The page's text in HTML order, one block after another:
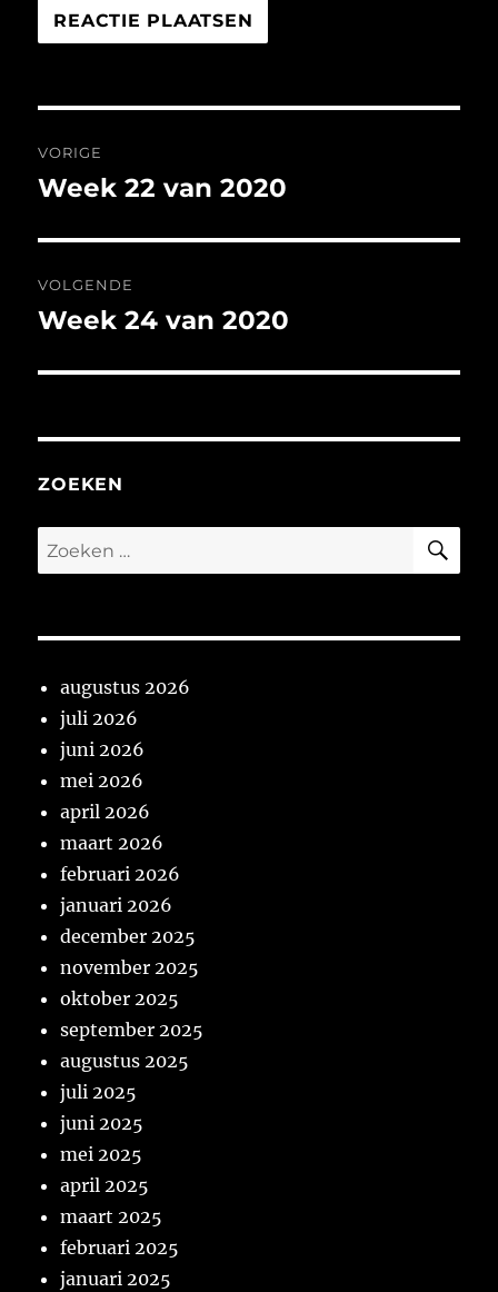
navigatie
VORIGE
Vorig
Week 22 van 2020
VOLGENDE
Volgend
Week 24 van 2020
ZOEKEN
Zoeken
naar:
augustus 2026
juli 2026
juni 2026
mei 2026
april 2026
maart 2026
februari 2026
januari 2026
december 2025
november 2025
oktober 2025
september 2025
augustus 2025
juli 2025
juni 2025
mei 2025
april 2025
maart 2025
februari 2025
januari 2025